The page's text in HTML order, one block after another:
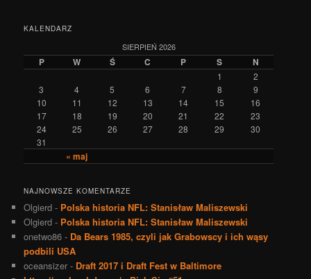
KALENDARZ
SIERPIEŃ 2026
P W Ś C P S N
« maj
1
2
3
4 5 6 7 8
9
10
11 12 13 14 15
16
17
18 19 20 21 22
23
24
25 26 27 28 29
30
31
NAJNOWSZE KOMENTARZE
Olgierd - Polska historia NFL: Stanisław Maliszewski
Olgierd - Polska historia NFL: Stanisław Maliszewski
onetwo86 - Da Bears 1985, czyli jak Grabowscy i ich wąsy
podbili USA
oceansizer - Draft 2017 i Draft Fest w Baltimore